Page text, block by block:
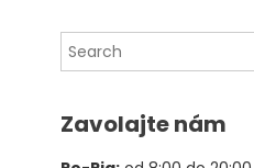
bola:
je:
Zavolajte nám